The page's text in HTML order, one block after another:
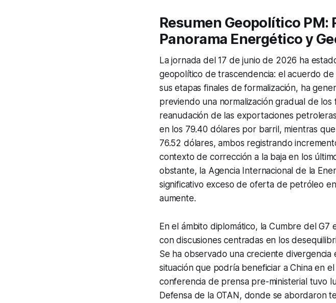
Resumen Geopolítico
Panorama Energético y
La jornada del 17 de junio de 2026 ha
geopolítico de trascendencia: el acuerdo
sus etapas finales de formalización, ha
previendo una normalización gradual de
reanudación de las exportaciones
en los 79.40 dólares por barril, mientras
76.52 dólares, ambos registrando
contexto de corrección a la baja en los
obstante, la Agencia Internacional de la
significativo exceso de oferta de petróleo
aumente.
En el ámbito diplomático, la Cumbre del G7
con discusiones centradas en los
Se ha observado una creciente
situación que podría beneficiar a China en
conferencia de prensa pre-ministerial tuvo
Defensa de la OTAN, donde se abordaron